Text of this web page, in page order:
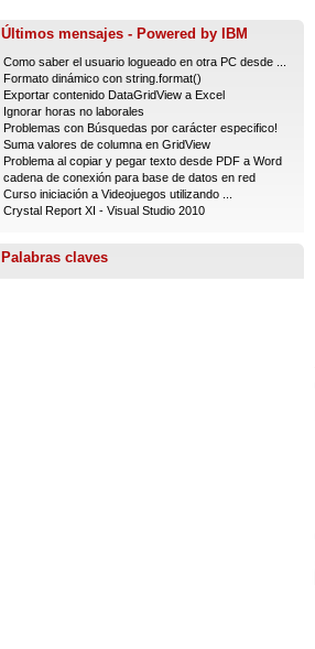
Últimos mensajes - Powered by IBM
Como saber el usuario logueado en otra PC desde ...
Formato dinámico con string.format()
Exportar contenido DataGridView a Excel
Ignorar horas no laborales
Problemas con Búsquedas por carácter especifico!
Suma valores de columna en GridView
Problema al copiar y pegar texto desde PDF a Word
cadena de conexión para base de datos en red
Curso iniciación a Videojuegos utilizando ...
Crystal Report XI - Visual Studio 2010
Palabras claves